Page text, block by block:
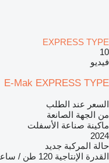
EXPRESS TYPE
10
فيديو
E-Mak EXPRESS TYPE
السعر عند الطلب
من الجهة الصانعة
ماكينة صناعة الأسفلت
2024
حالة المركبة جديد
القدرة الإنتاجية 120 طن / ساعة